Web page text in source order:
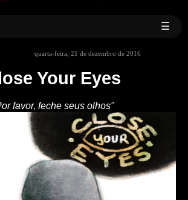
☰
quarta-feira, 21 de dezembro de 2016
Your Eyes
favor, feche seus olhos"